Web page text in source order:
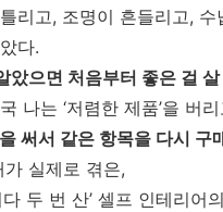
리고, 조명이 흔들리고,
다.
았으면 처음부터 좋은 걸
나는 ‘저렴한 제품’을 버리
써서 같은 항목을 다시 구
실제로 겪은,
다 두 번 산’ 셀프 인테리어